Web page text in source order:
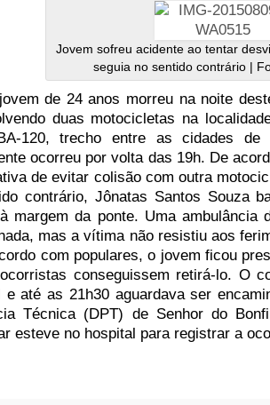
Jovem sofreu acidente ao tentar
seguia no sentido contrário |
de 24 anos morreu na noite
duas motocicletas na
120, trecho entre as cidades de
ocorreu por volta das 19h. De
de evitar colisão com outra
contrário, Jônatas Santos Souza
margem da ponte. Uma ambulância
mas a vítima não resistiu aos
com populares, o jovem ficou
conseguissem retirá-lo. O
e até as 21h30 aguardava ser
Técnica (DPT) de Senhor do
esteve no hospital para registrar a